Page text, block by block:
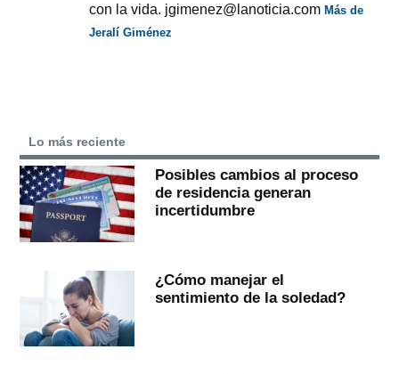
con la vida. jgimenez@lanoticia.comMás de
Jeralí Giménez
Lo más reciente
Posibles cambios al proceso
de residencia generan
incertidumbre
¿Cómo manejar el
sentimiento de la soledad?